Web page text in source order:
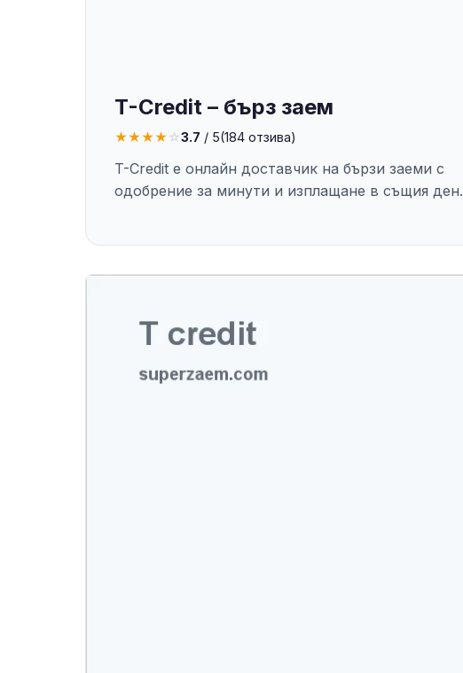
T-Credit – бърз заем
★★★★☆3.7 / 5(184 отзива)
T-Credit е онлайн доставчик на бързи заеми с
одобрение за минути и изплащане в същия ден.